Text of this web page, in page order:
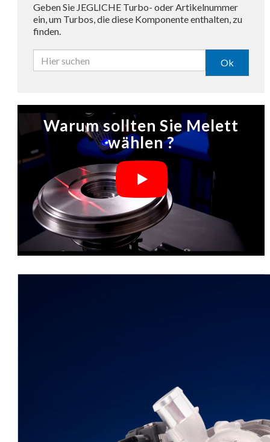
Geben Sie JEGLICHE Turbo- oder Artikelnummer
ein, um Turbos, die diese Komponente enthalten, zu
finden.
Ok
Warum sollten Sie Melett
wählen ?